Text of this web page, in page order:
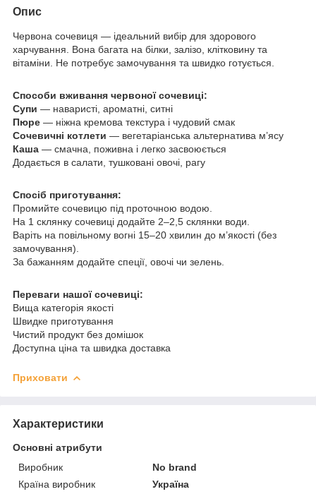
Опис
Червона сочевиця — ідеальний вибір для здорового
харчування. Вона багата на білки, залізо, клітковину та
вітаміни. Не потребує замочування та швидко готується.
Способи вживання червоної сочевиці:
Супи — наваристі, ароматні, ситні
Пюре — ніжна кремова текстура і чудовий смак
Сочевичні котлети — вегетаріанська альтернатива м’ясу
Каша — смачна, поживна і легко засвоюється
Додається в салати, тушковані овочі, рагу
Спосіб приготування:
Промийте сочевицю під проточною водою.
На 1 склянку сочевиці додайте 2–2,5 склянки води.
Варіть на повільному вогні 15–20 хвилин до м’якості (без
замочування).
За бажанням додайте спеції, овочі чи зелень.
Переваги нашої сочевиці:
Вища категорія якості
Швидке приготування
Чистий продукт без домішок
Доступна ціна та швидка доставка
Приховати
Характеристики
Основні атрибути
Виробник
No brand
Країна виробник
Україна